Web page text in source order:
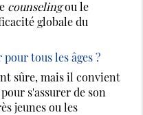
counselingou le
globale du
tous les âges ?
sûre, mais il convient
s'assurer de son
jeunes ou les